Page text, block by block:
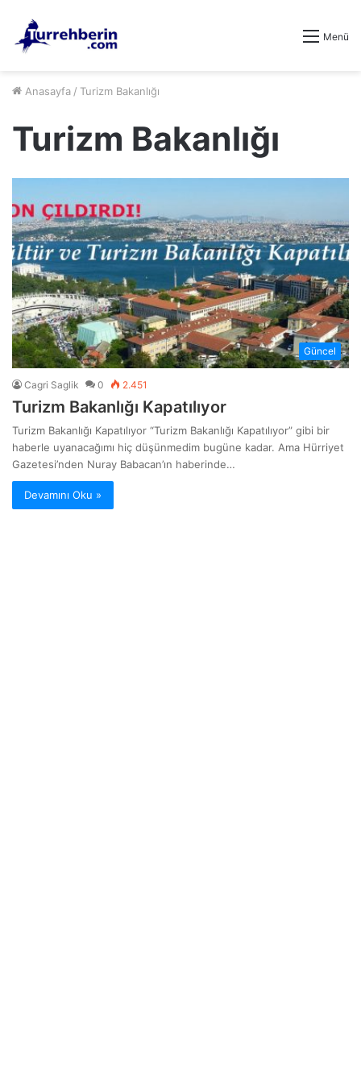
Menü
Anasayfa / Turizm Bakanlığı
Turizm Bakanlığı
Güncel
Cagri Saglik 0 2.451
Turizm Bakanlığı Kapatılıyor
Turizm Bakanlığı Kapatılıyor “Turizm Bakanlığı Kapatılıyor” gibi bir
haberle uyanacağımı hiç düşünmedim bugüne kadar. Ama Hürriyet
Gazetesi’nden Nuray Babacan’ın haberinde…
Devamını Oku »